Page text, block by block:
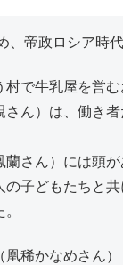
、帝政ロシア時代
村で牛乳屋を営
さん）は、働き
蘭さん）には頭
の子どもたちと
凰稀かなめさん